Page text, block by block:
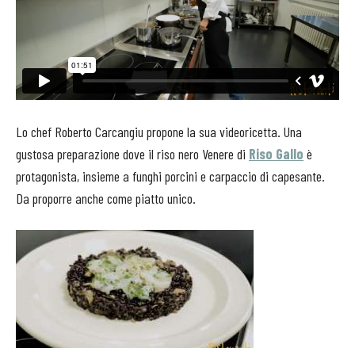
Lo chef Roberto Carcangiu propone la sua videoricetta. Una
gustosa preparazione dove il riso nero Venere di Riso Gallo è
protagonista, insieme a funghi porcini e carpaccio di capesante.
Da proporre anche come piatto unico.